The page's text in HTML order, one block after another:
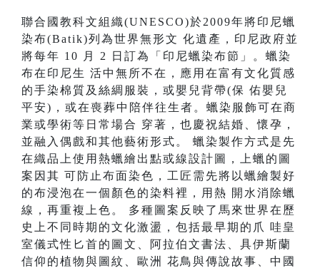
聯合國教科文組織(UNESCO)於2009年將印尼蠟
染布(Batik)列為世界無形文 化遺產，印尼政府並
將每年 10 月 2 日訂為「印尼蠟染布節」。蠟染
布在印尼生 活中無所不在，應用在富有文化質感
的手染棉質及絲綢服裝，或嬰兒背帶(保 佑嬰兒
平安)，或在喪葬中陪伴往生者。蠟染服飾可在商
業或學術等日常場合 穿著，也慶祝結婚、懷孕，
並融入偶戲和其他藝術形式。 蠟染製作方式是先
在織品上使用熱蠟繪出點或線設計圖，上蠟的圖
案因其 可防止布面染色，工匠需先將以蠟繪製好
的布浸泡在一個顏色的染料裡，用熱 開水消除蠟
線，再重複上色。 多種圖案反映了馬來世界在歷
史上不同時期的文化激盪，包括最早期的爪 哇皇
室儀式性匕首的圖文、阿拉伯文書法、具伊斯蘭
信仰的植物與圖紋、歐洲 花鳥與傳說故事、中國